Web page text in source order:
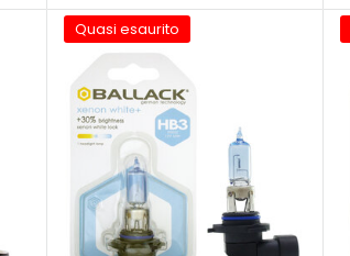
Quasi esaurito